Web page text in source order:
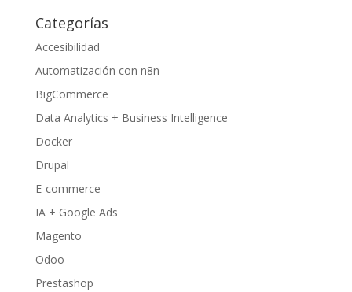
Categorías
Accesibilidad
Automatización con n8n
BigCommerce
Data Analytics + Business Intelligence
Docker
Drupal
E-commerce
IA + Google Ads
Magento
Odoo
Prestashop